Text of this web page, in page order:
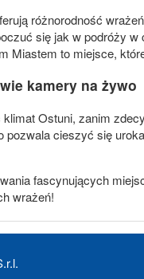
różnorodność
się jak w podróży
Miastem to miejsce,
kamery na żywo
Ostuni, zanim
pozwala cieszyć się
fascynujących
wrażeń!